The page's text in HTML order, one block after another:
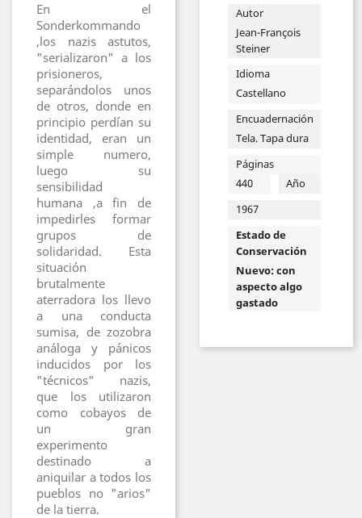
En el
Sonderkommando
,los nazis astutos,
"serializaron" a los
prisioneros,
separándolos unos
de otros, donde en
principio perdían su
identidad, eran un
simple numero,
luego su
sensibilidad
humana ,a fin de
impedirles formar
grupos de
solidaridad. Esta
situación
brutalmente
aterradora los llevo
a una conducta
sumisa, de zozobra
análoga y pánicos
inducidos por los
"técnicos" nazis,
que los utilizaron
como cobayos de
un gran
experimento
destinado a
aniquilar a todos los
pueblos no "arios"
de la tierra.
Autor
Jean-François
Steiner
Idioma
Castellano
Encuadernación
Tela. Tapa dura
Páginas
440
Año
1967
Estado de
Conservación
Nuevo: con
aspecto algo
gastado